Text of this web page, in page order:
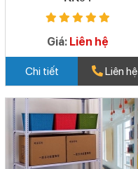
Giá: Liên hệ
Chi tiết Liên hệ